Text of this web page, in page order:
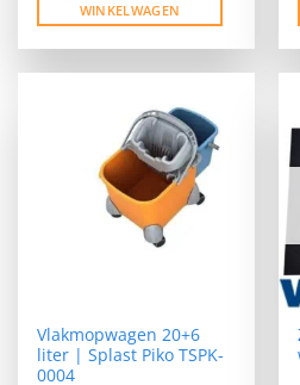
WINKELWAGEN
Vlakmopwagen 20+6
liter | Splast Piko TSPK-
0004